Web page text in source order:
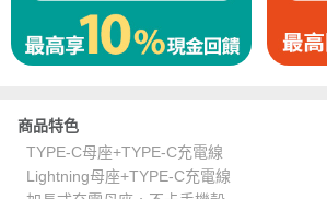
商品特色
TYPE-C母座+TYPE-C充電線
Lightning母座+TYPE-C充電線